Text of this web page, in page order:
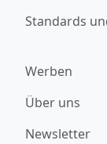
Standards
Werben
Über uns
Newsletter